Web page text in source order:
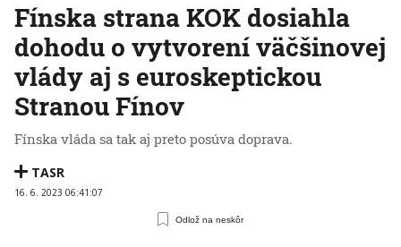
Fínska strana KOK dosiahla
dohodu o vytvorení väčšinovej
vlády aj s euroskeptickou
Stranou Fínov
Fínska vláda sa tak aj preto posúva doprava.
TASR
16. 6. 2023 06:41:07
Odlož na neskôr